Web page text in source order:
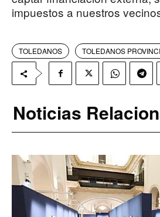
impuestos a nuestros
TOLEDANOS TOLEDANOS
Noticias